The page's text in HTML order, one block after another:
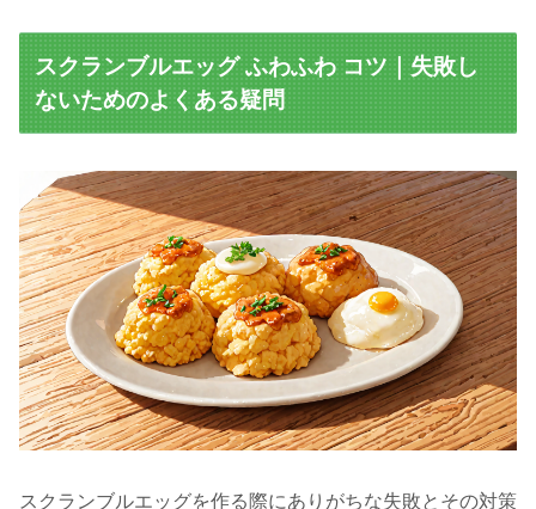
スクランブルエッグ ふわふわ コツ｜失敗し
ないためのよくある疑問
スクランブルエッグを作る際にありがちな失敗とその対策